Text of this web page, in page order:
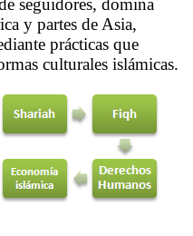
seguidores, domina
y partes de Asia,
prácticas que
culturales islámicas.